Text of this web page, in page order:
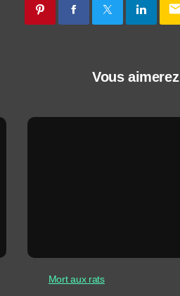
Vous
Mort aux rats